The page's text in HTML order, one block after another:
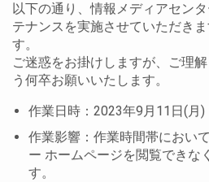
以下の通り、情報メディアセン
テナンスを実施させていただき
す。
ご迷惑をお掛けしますが、ご理
う何卒お願いいたします。
作業日時：2023年9月11日(月)
作業影響：作業時間帯におい
ー ホームページを閲覧できな
す。